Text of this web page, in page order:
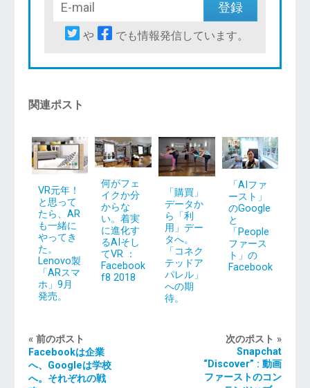
や でも情報発信しています。
関連ポスト
VR元年！
と思って
たら、AR
も一緒に
やってき
た。
Lenovo製
「ARスマ
ホ」9月
発売。
何がフェ
イクか分
からな
い。着実
に進化す
るAIそし
てVR ：
Facebook
f8 2018
「購買」
データか
ら「利
用」デー
タへ。
「コネク
テッドア
パレル」
への期
待。
「AIファ
ースト」
のGoogle
と
「People
ファース
ト」の
Facebook
« 前のポスト
Facebookは企業
へ、Googleは学校
へ。それぞれの戦
次のポスト »
Snapchat
“Discover” : 動画
ファーストのコン